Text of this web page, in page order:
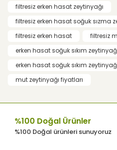
kargonuz için teşekkürler.
beğendiğimi belirtmem
Zafer Aksoy | 09/11/2018
Yorum Yaz
görüntülenemiyor.
Ürün açıklamasında
bulunuyor.
Ürün bilgilerinde
Ürün fiyatı diğer
filtresiz erken hasat zeytinyağı
filtresiz erken hasat soğuk sızma
filtresiz erken hasat
filtresiz
erken hasat soğuk sıkım
erken hasat soğuk sıkım
mut zeytinyağı fiyatları
%100 Doğal Ürünler
%100 Doğal ürünleri sunuyoruz